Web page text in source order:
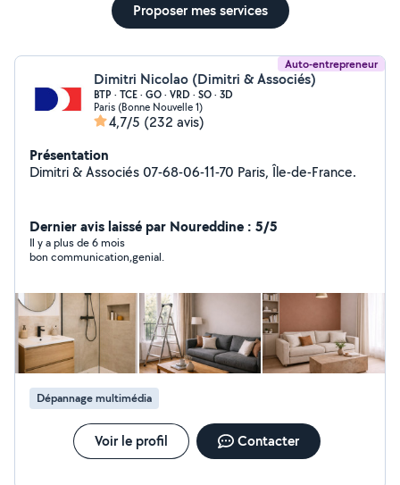
Proposer mes services
Auto-entrepreneur
Dimitri Nicolao (Dimitri & Associés)
BTP · TCE · GO · VRD · SO · 3D
Paris (Bonne Nouvelle 1)
4,7/5 (232 avis)
Présentation
Dimitri & Associés 07-68-06-11-70 Paris, Île-de-France.
Dernier avis laissé par Noureddine : 5/5
Il y a plus de 6 mois
bon communication,genial.
Dépannage multimédia
Voir le profil Contacter